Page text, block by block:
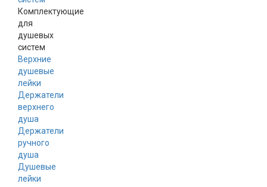
Комплектующие
для
душевых
систем
Верхние
душевые
лейки
Держатели
верхнего
душа
Держатели
ручного
душа
Душевые
лейки